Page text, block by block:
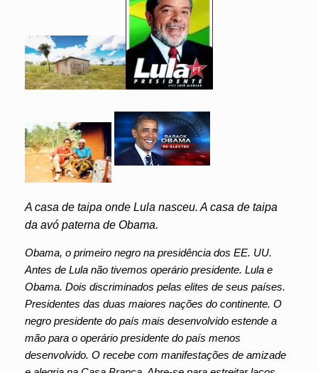
A casa de taipa onde Lula nasceu. A casa de taipa
da avó paterna de Obama.
Obama, o primeiro negro na presidência dos EE. UU.
Antes de Lula não tivemos operário presidente. Lula e
Obama. Dois discriminados pelas elites de seus países.
Presidentes das duas maiores nações do continente. O
negro presidente do país mais desenvolvido estende a
mão para o operário presidente do país menos
desenvolvido. O recebe com manifestações de amizade